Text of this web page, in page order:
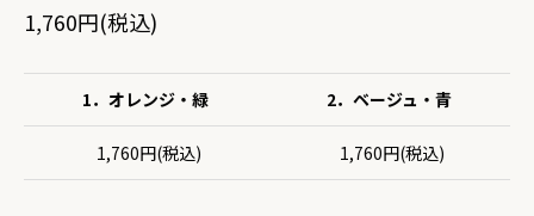
1,760円(税込)
1．オレンジ・緑 2．ベージュ・青
1,760円(税込) 1,760円(税込)